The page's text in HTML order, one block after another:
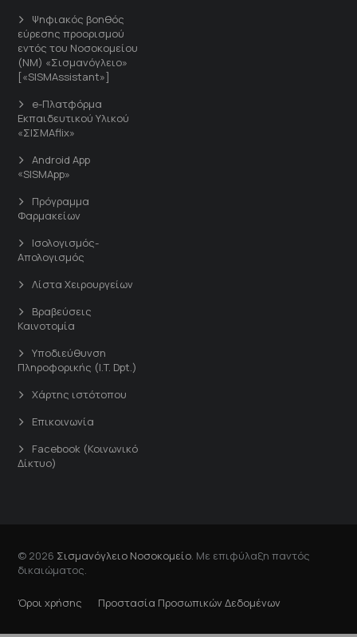
Ψηφιακός βοηθός
εύρεσης προορισμού
εντός του Νοσοκομείου
(ΝΜ) «Σισμανόγλειο»
[«SISMAssistant»]
e-Πλατφόρμα
Εκπαιδευτικού Υλικού
«ΣΙΣΜΑflix»
Android App
«SISMApp»
Πρόγραμμα
Φαρμακείων
Ισολογισμός-
Απολογισμός
Λίστα Χειρουργείων
Βραβεύσεις
Καινοτομία
Υποδιεύθυνση
Πληροφορικής (I.T. Dpt.)
Χάρτης ιστότοπου
Επικοινωνία
Facebook (Κοινωνικό
Δίκτυο)
© 2026 Σισμανόγλειο Νοσοκομείο . Με επιφύλαξη παντός
δικαιώματος.
Όροι χρήσης Προστασία Προσωπικών Δεδομένων